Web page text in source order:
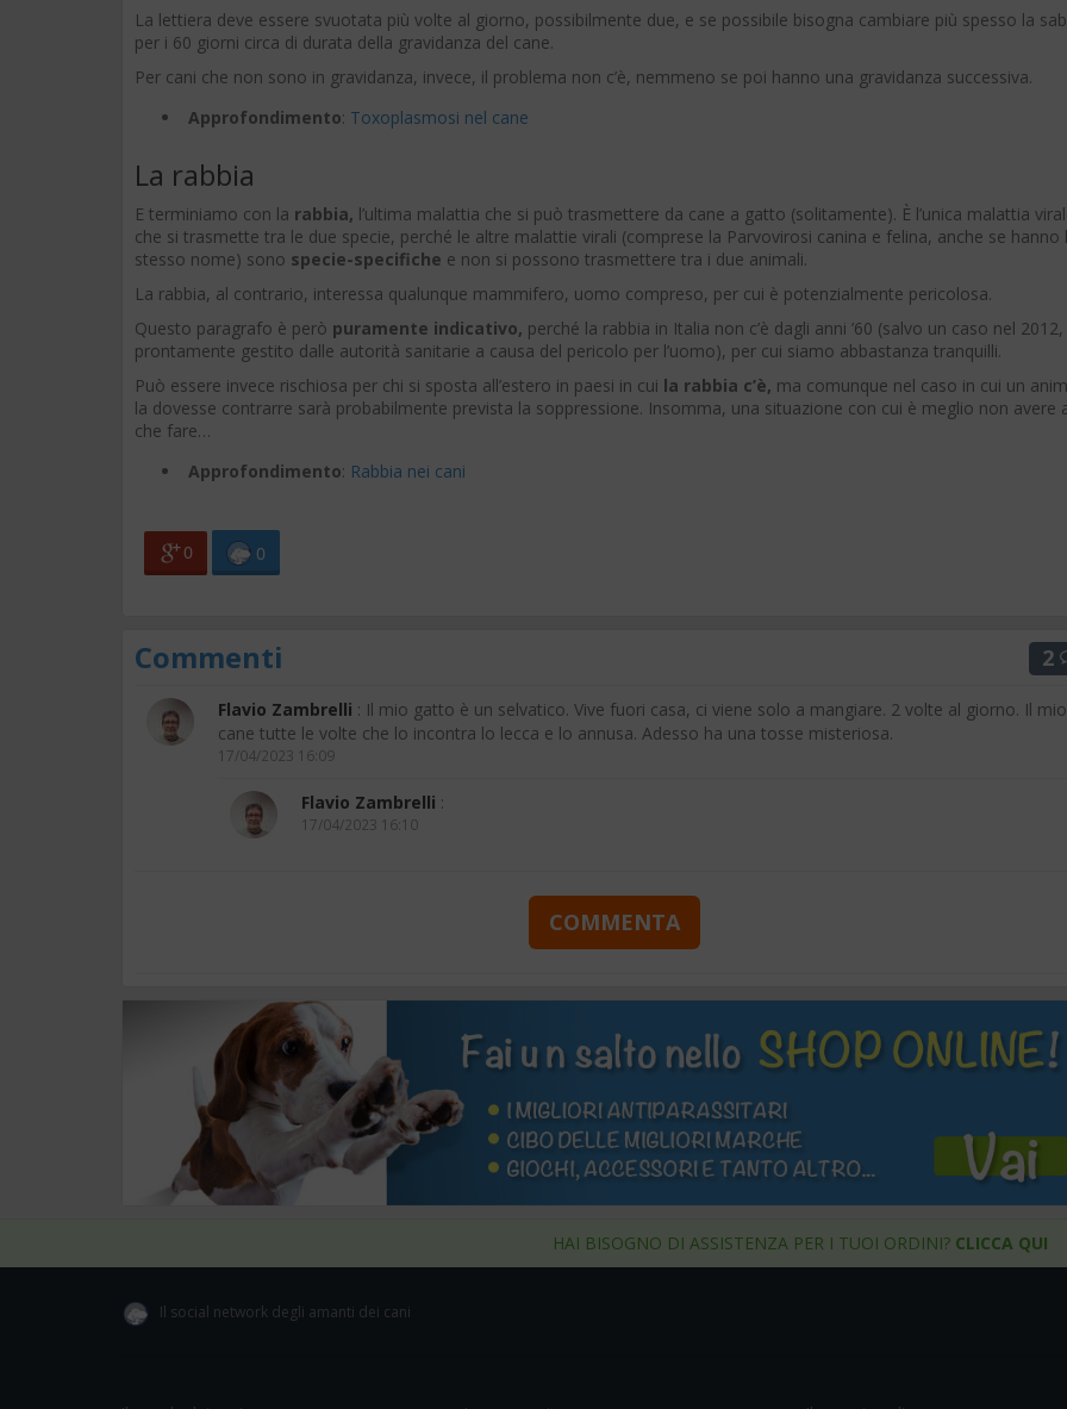
La lettiera deve essere svuotata più volte al giorno, possibilmente due, e se possibile bisogna cambiare più spesso la
per i 60 giorni circa di durata della gravidanza del cane.
Per cani che non sono in gravidanza, invece, il problema non c’è, nemmeno se poi hanno una gravidanza successiva.
Approfondimento: Toxoplasmosi nel cane
La rabbia
E terminiamo con la rabbia, l’ultima malattia che si può trasmettere da cane a gatto (solitamente). È l’unica malattia
che si trasmette tra le due specie, perché le altre malattie virali (comprese la Parvovirosi canina e felina, anche se hanno
stesso nome) sono specie-specifiche e non si possono trasmettere tra i due animali.
La rabbia, al contrario, interessa qualunque mammifero, uomo compreso, per cui è potenzialmente pericolosa.
Questo paragrafo è però puramente indicativo, perché la rabbia in Italia non c’è dagli anni ’60 (salvo un caso nel 2012,
prontamente gestito dalle autorità sanitarie a causa del pericolo per l’uomo), per cui siamo abbastanza tranquilli.
Può essere invece rischiosa per chi si sposta all’estero in paesi in cui la rabbia c’è, ma comunque nel caso in cui un
la dovesse contrarre sarà probabilmente prevista la soppressione. Insomma, una situazione con cui è meglio non avere
che fare…
Approfondimento: Rabbia nei cani
0 0
Commenti 2
Flavio Zambrelli : Il mio gatto è un selvatico. Vive fuori casa, ci viene solo a mangiare. 2 volte al giorno. Il mio
cane tutte le volte che lo incontra lo lecca e lo annusa. Adesso ha una tosse misteriosa.
17/04/2023 16:09
Flavio Zambrelli :
17/04/2023 16:10
COMMENTA
HAI BISOGNO DI ASSISTENZA PER I TUOI ORDINI? CLICCA QUI
Il social network degli amanti dei cani